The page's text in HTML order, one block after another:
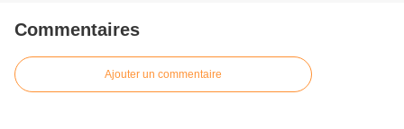
Commentaires
Ajouter un commentaire